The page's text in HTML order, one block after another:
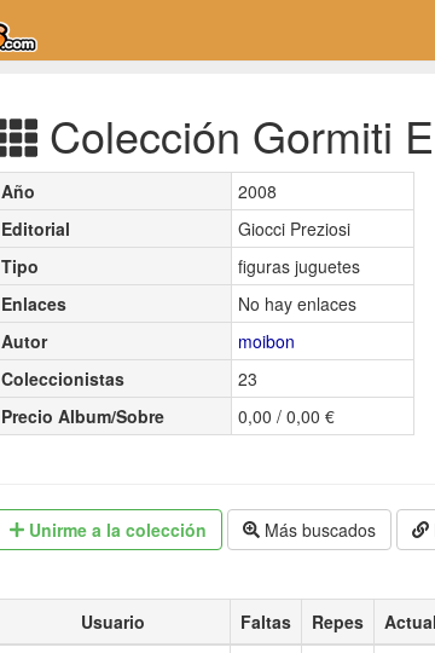
Colección Gormiti
Año
2008
Editorial
Giocci Preziosi
Tipo
figuras juguetes
Enlaces
No hay enlaces
Autor
moibon
Coleccionistas
23
Precio Album/Sobre
0,00 / 0,00 €
Unirme a la colección Más buscados
Usuario Faltas Repes